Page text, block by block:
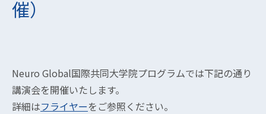
催）
Neuro Global国際共同大学院プログラムでは下記の通り
講演会を開催いたします。
詳細はフライヤーをご参照ください。